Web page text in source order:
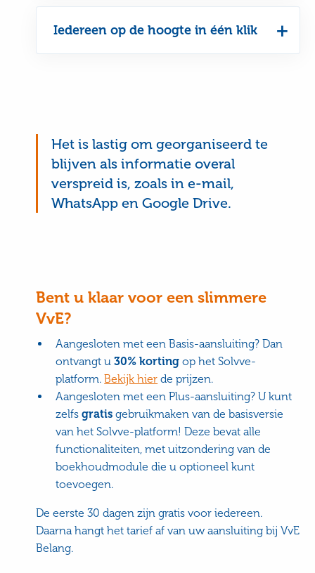
Iedereen op de hoogte in één klik
Het is lastig om georganiseerd te
blijven als informatie overal
verspreid is, zoals in e-mail,
WhatsApp en Google Drive.
Bent u klaar voor een slimmere
VvE?
Aangesloten met een Basis-aansluiting? Dan
ontvangt u30% korting op het Solvve-
platform.Bekijk hier de prijzen.
Aangesloten met een Plus-aansluiting? U kunt
zelfsgratis gebruikmaken van de basisversie
van het Solvve-platform! Deze bevat alle
functionaliteiten, met uitzondering van de
boekhoudmodule die u optioneel kunt
toevoegen.
De eerste 30 dagen zijn gratis voor iedereen.
Daarna hangt het tarief af van uw aansluiting bij VvE
Belang.